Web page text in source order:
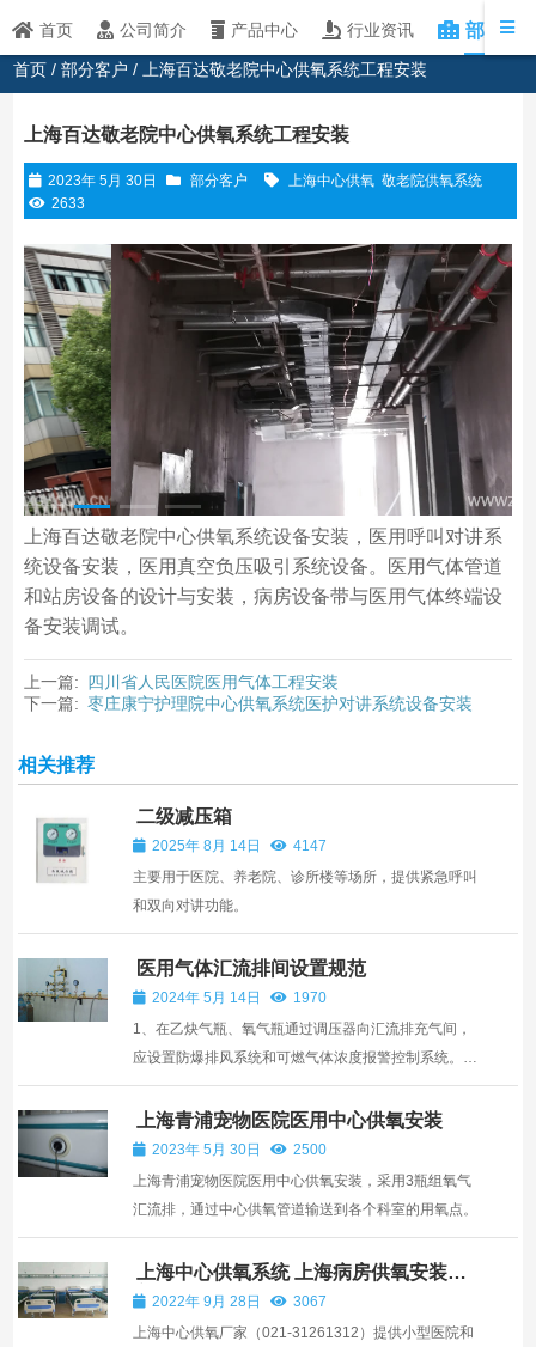
首页 公司简介 产品中心 行业资讯 部分客
首页 /部分客户 / 上海百达敬老院中心供氧系统工程安装
上海百达敬老院中心供氧系统工程安装
2023年 5月 30日 部分客户 上海中心供氧 敬老院供氧系统
2633
上海百达敬老院中心供氧系统设备安装，医用呼叫对讲系
统设备安装，医用真空负压吸引系统设备。医用气体管道
和站房设备的设计与安装，病房设备带与医用气体终端设
备安装调试。
上一篇: 四川省人民医院医用气体工程安装
下一篇: 枣庄康宁护理院中心供氧系统医护对讲系统设备安装
相关推荐
二级减压箱
2025年 8月 14日
4147
主要用于医院、养老院、诊所楼等场所，提供紧急呼叫
和双向对讲功能。
医用气体汇流排间设置规范
2024年 5月 14日
1970
1、在乙炔气瓶、氧气瓶通过调压器向汇流排充气间，
应设置防爆排风系统和可燃气体浓度报警控制系统。
2、泄压设施宜采用轻质面板、轻质墙体和易于泄压的
门、窗等，不应采用普通玻璃。3、气体汇流排系统必
须合理地设置回火保险器、气阀、逆止阀、减压阔、滤
清器、事故排...
上海青浦宠物医院医用中心供氧安装
2023年 5月 30日
2500
上海青浦宠物医院医用中心供氧安装，采用3瓶组氧气
汇流排，通过中心供氧管道输送到各个科室的用氧点。
上海中心供氧系统 上海病房供氧安装厂
家2022年 9月 28日
3067
上海中心供氧厂家（021-31261312）提供小型医院和